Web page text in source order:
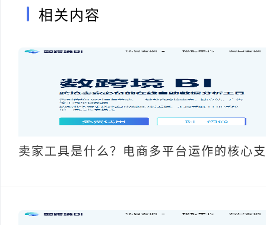
相关内容
卖家工具是什么？电商多平台运作的核心